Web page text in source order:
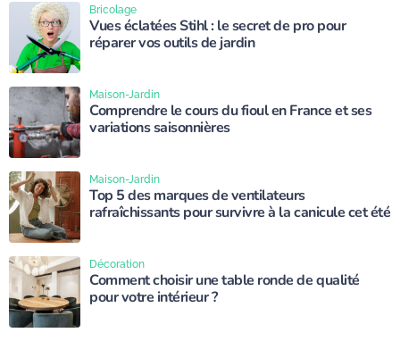
Vues éclatées Stihl : le secret de pro pour
réparer vos outils de jardin
Bricolage
Comprendre le cours du fioul en France et ses
variations saisonnières
Maison-Jardin
Top 5 des marques de ventilateurs
rafraîchissants pour survivre à la canicule cet été
Maison-Jardin
Comment choisir une table ronde de qualité
pour votre intérieur ?
Décoration